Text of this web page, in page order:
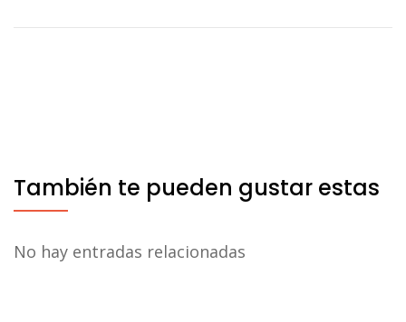
entradas
También te pueden gustar estas
No hay entradas relacionadas